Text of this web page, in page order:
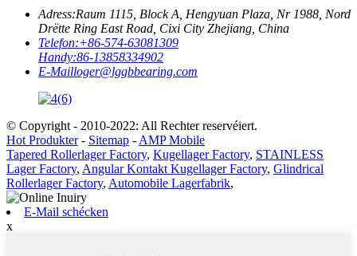
Adress:Raum 1115, Block A, Hengyuan Plaza, Nr 1988, Nord
Drëtte Ring East Road, Cixi City Zhejiang, China
Telefon:+86-574-63081309
Handy:86-13858334902
E-Mailloger@lggbbearing.com
© Copyright - 2010-2022: All Rechter reservéiert.
Hot Produkter- Sitemap - AMP Mobile
Tapered Rollerlager Factory, Kugellager Factory, STAINLESS
Lager Factory, Angular Kontakt Kugellager Factory, Glindrical
Rollerlager Factory, Automobile Lagerfabrik,
E-Mail schécken
x